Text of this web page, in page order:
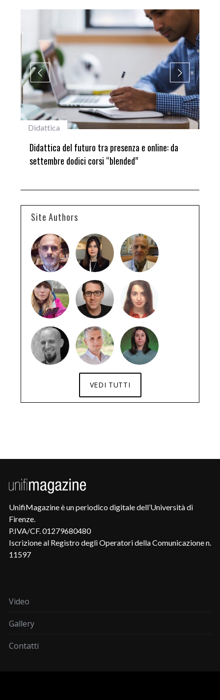
Didattica
Didattica del futuro tra presenza e online: da
settembre dodici corsi “blended”
Site Authors
VEDI TUTTI
UnifiMagazine è un periodico digitale dell’Università di
Firenze.
P.IVA/CF. 01279680480
Iscrizione al Registro degli Operatori della Comunicazione n.
11597
Video
Gallery
Contatti